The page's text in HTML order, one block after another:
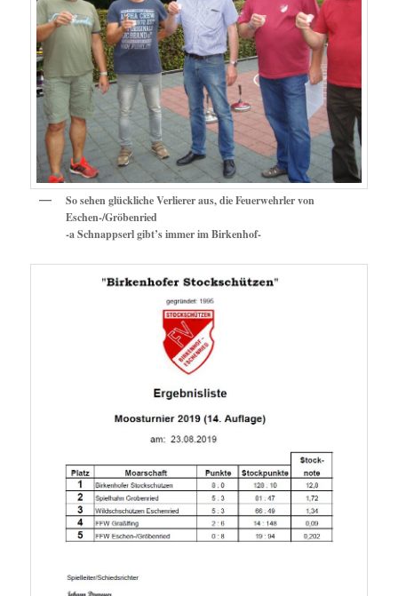
So sehen glückliche Verlierer aus, die Feuerwehrler von
Eschen-/Gröbenried
-a Schnappserl gibt’s immer im Birkenhof-